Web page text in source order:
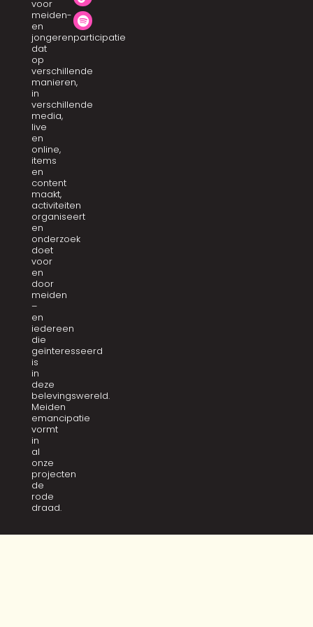
voor
meiden-
en
jongerenparticipatie
dat
op
verschillende
manieren,
in
verschillende
media,
live
en
online,
items
en
content
maakt,
activiteiten
organiseert
en
onderzoek
doet
voor
en
door
meiden
–
en
iedereen
die
geïnteresseerd
is
in
deze
belevingswereld.
Meiden
emancipatie
vormt
in
al
onze
projecten
de
rode
draad.